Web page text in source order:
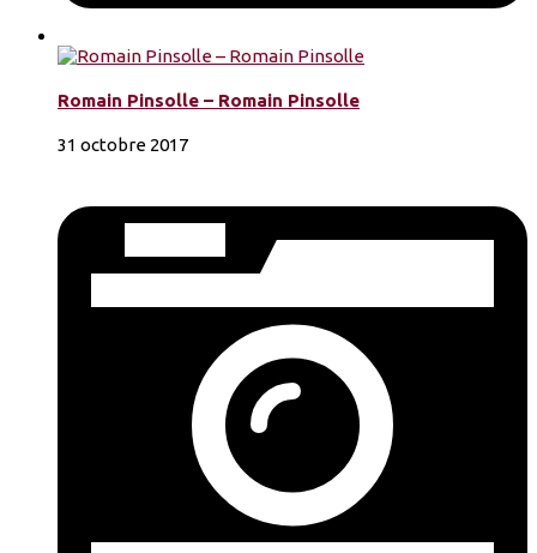
Romain Pinsolle – Romain Pinsolle
31 octobre 2017